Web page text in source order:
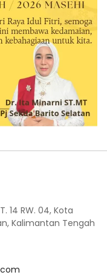
14 RW. 04, Kota
Kalimantan Tengah